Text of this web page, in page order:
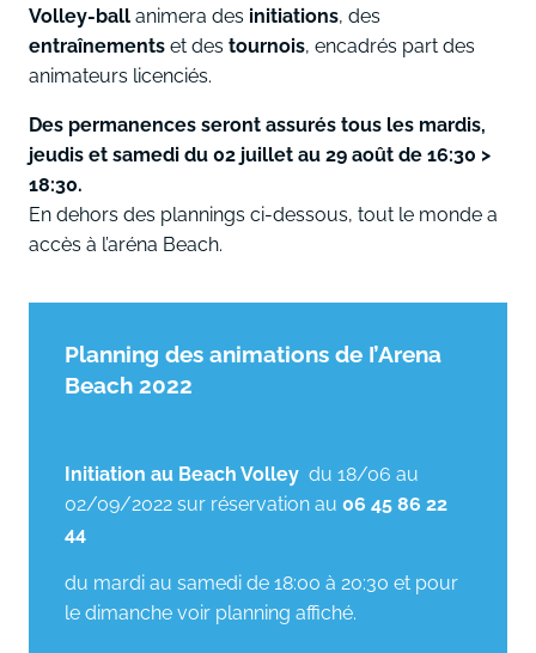
Volley-ball animera des initiations, des
entraînements et des tournois, encadrés part des
animateurs licenciés.
Des permanences seront assurés tous les mardis,
jeudis et samedi du 02 juillet au 29 août de 16:30 >
18:30.
En dehors des plannings ci-dessous, tout le monde a
accès à l’aréna Beach.
Planning des animations de I’Arena
Beach 2022
Initiation au Beach Volley du 18/06 au
02/09/2022 sur réservation au 06 45 86 22
44
du mardi au samedi de 18:00 à 20:30 et pour
le dimanche voir planning affiché.